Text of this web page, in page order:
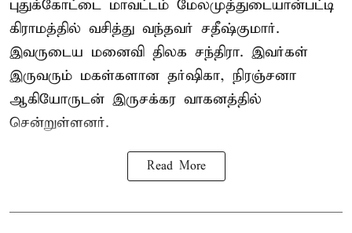
புதுக்கோட்டை மாவட்டம் மேலமுத்துடையான்பட்டி
கிராமத்தில் வசித்து வந்தவர் சதீஷ்குமார்.
இவருடைய மனைவி திலக சந்திரா. இவர்கள்
இருவரும் மகள்களான தர்ஷிகா, நிரஞ்சனா
ஆகியோருடன் இருசக்கர வாகனத்தில்
சென்றுள்ளனர்.
Read More